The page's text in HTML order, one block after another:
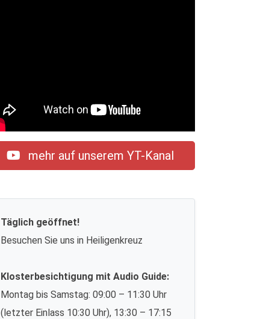
mehr auf unserem YT-Kanal
Täglich geöffnet!
Besuchen Sie uns in Heiligenkreuz
Klosterbesichtigung mit Audio Guide:
Montag bis Samstag: 09:00 – 11:30 Uhr
(letzter Einlass 10:30 Uhr), 13:30 – 17:15